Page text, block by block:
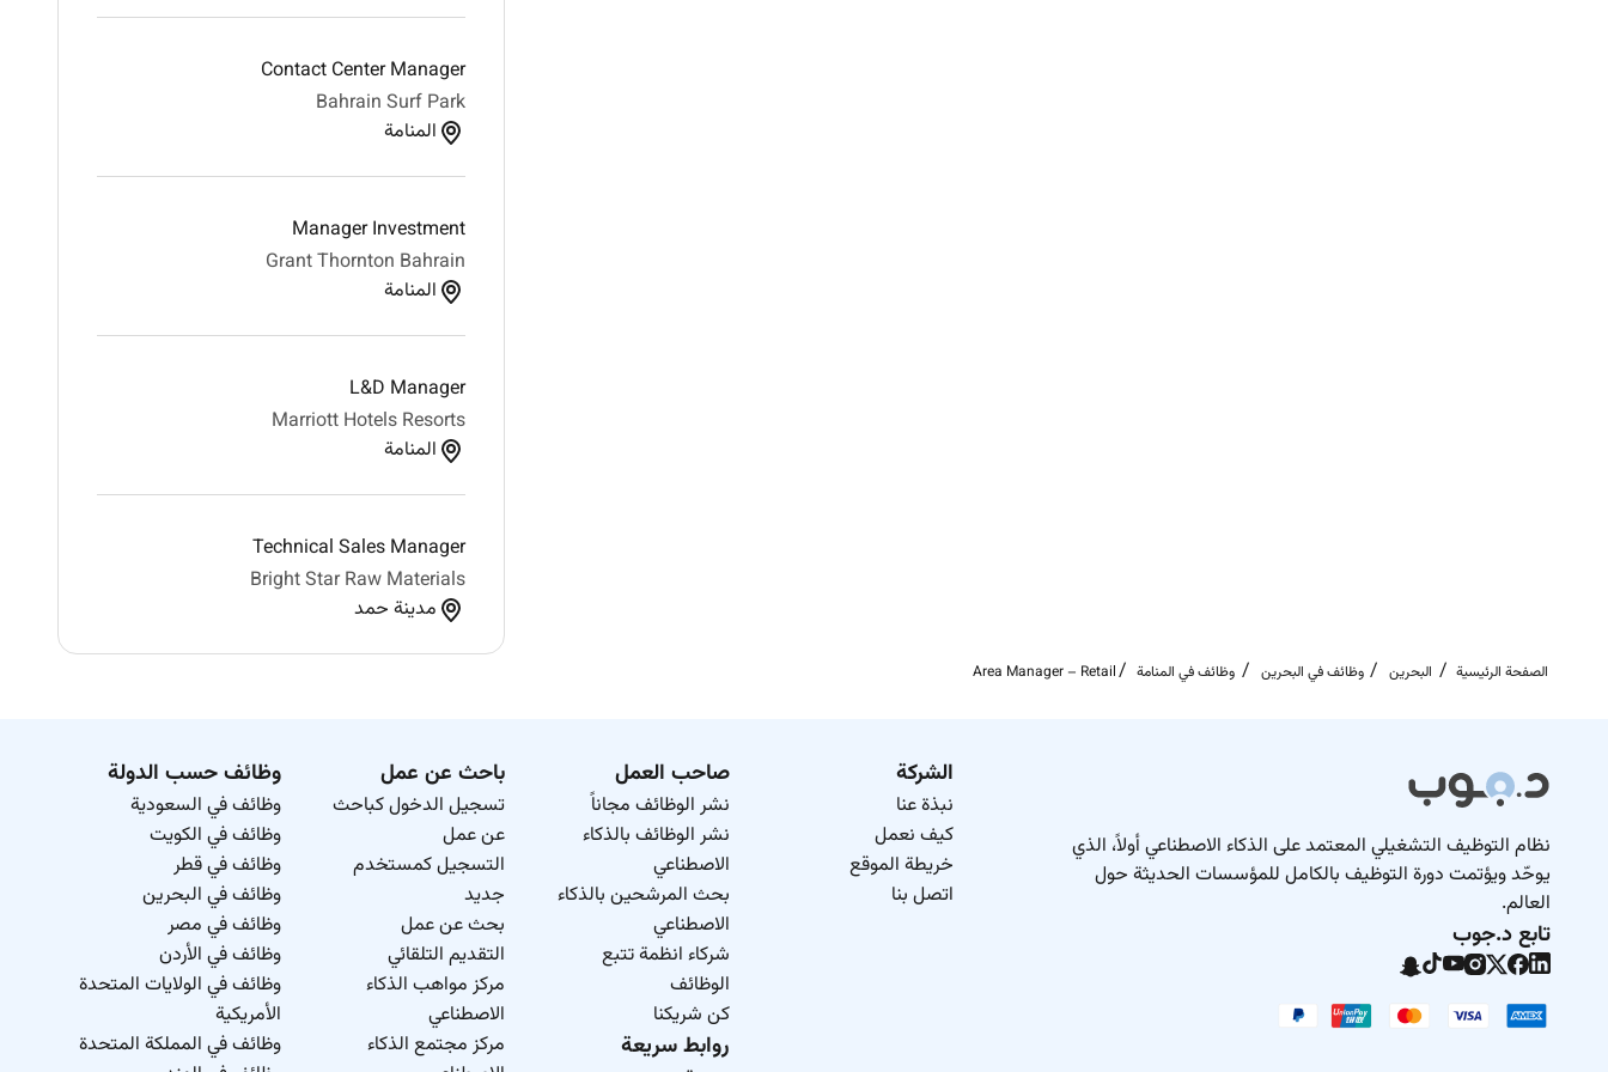
Contact Center Manager
Bahrain Surf Park
المنامة
Manager Investment
Grant Thornton Bahrain
المنامة
L&D Manager
Marriott Hotels Resorts
المنامة
Technical Sales Manager
Bright Star Raw Materials
مدينة حمد
الصفحة الرئيسية البحرين وظائف في البحرين وظائف في المنامة Area Manager – Retail
نظام التوظيف التشغيلي المعتمد على الذكاء الاصطناعي أولاً، الذي
يوحّد ويؤتمت دورة التوظيف بالكامل للمؤسسات الحديثة حول
العالم.
تابع د.جوب
الشركة
نبذة عنا
كيف نعمل
خريطة الموقع
اتصل بنا
صاحب العمل
نشر الوظائف مجاناً
نشر الوظائف بالذكاء
الاصطناعي
بحث المرشحين بالذكاء
الاصطناعي
شركاء انظمة تتبع
الوظائف
كن شريكنا
روابط سريعة
باحث عن عمل
تسجيل الدخول كباحث
عن عمل
التسجيل كمستخدم
جديد
بحث عن عمل
التقديم التلقائي
مركز مواهب الذكاء
الاصطناعي
مركز مجتمع الذكاء
وظائف حسب الدولة
وظائف في السعودية
وظائف في الكويت
وظائف في قطر
وظائف في البحرين
وظائف في مصر
وظائف في الأردن
وظائف في الولايات المتحدة
الأمريكية
وظائف في المملكة المتحدة